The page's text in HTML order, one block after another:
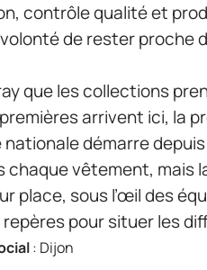
contrôle qualité et
de rester proche
que les collections
arrivent ici, la
démarre
chaque vêtement, mais
place, sous l’œil des
pour situer les
: Dijon